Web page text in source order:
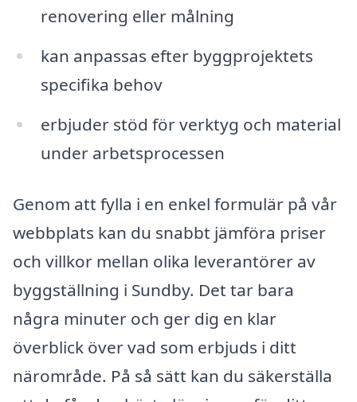
renovering eller målning
kan anpassas efter byggprojektets
specifika behov
erbjuder stöd för verktyg och material
under arbetsprocessen
Genom att fylla i en enkel formulär på vår
webbplats kan du snabbt jämföra priser
och villkor mellan olika leverantörer av
byggställning i Sundby. Det tar bara
några minuter och ger dig en klar
överblick över vad som erbjuds i ditt
närområde. På så sätt kan du säkerställa